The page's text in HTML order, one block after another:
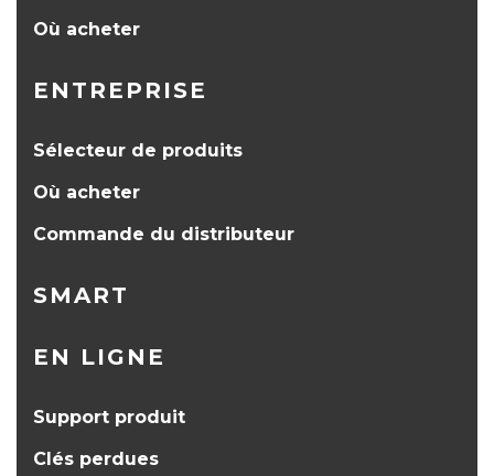
Où acheter
ENTREPRISE
Sélecteur de produits
Où acheter
Commande du distributeur
SMART
EN LIGNE
Support produit
Clés perdues